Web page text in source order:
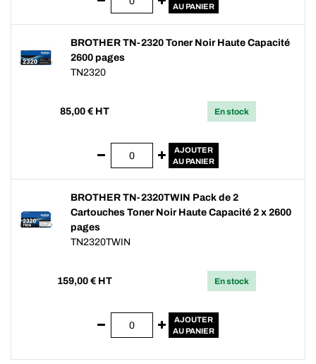
AU PANIER
BROTHER TN-2320 Toner Noir Haute Capacité
2600 pages
TN2320
85,00 € HT En stock
AJOUTER
AU PANIER
BROTHER TN-2320TWIN Pack de 2
Cartouches Toner Noir Haute Capacité 2 x 2600
pages
TN2320TWIN
159,00 € HT En stock
AJOUTER
AU PANIER